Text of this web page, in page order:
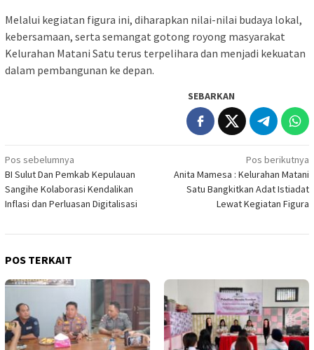
Melalui kegiatan figura ini, diharapkan nilai-nilai budaya lokal,
kebersamaan, serta semangat gotong royong masyarakat
Kelurahan Matani Satu terus terpelihara dan menjadi kekuatan
dalam pembangunan ke depan.
SEBARKAN
Navigasi
pos
Pos sebelumnya
BI Sulut Dan Pemkab Kepulauan
Sangihe Kolaborasi Kendalikan
Inflasi dan Perluasan Digitalisasi
Pos berikutnya
Anita Mamesa : Kelurahan Matani
Satu Bangkitkan Adat Istiadat
Lewat Kegiatan Figura
POS TERKAIT